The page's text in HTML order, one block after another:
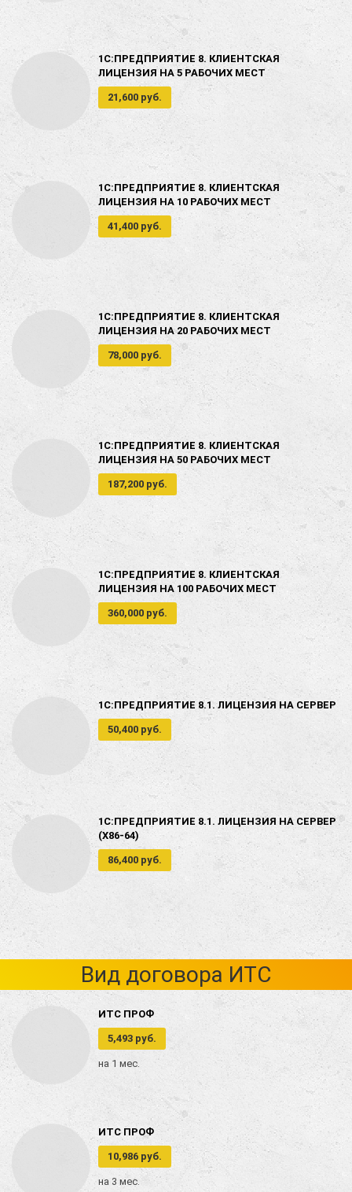
1С:ПРЕДПРИЯТИЕ 8. КЛИЕНТСКАЯ
ЛИЦЕНЗИЯ НА 5 РАБОЧИХ МЕСТ
21,600 руб.
1С:ПРЕДПРИЯТИЕ 8. КЛИЕНТСКАЯ
ЛИЦЕНЗИЯ НА 10 РАБОЧИХ МЕСТ
41,400 руб.
1С:ПРЕДПРИЯТИЕ 8. КЛИЕНТСКАЯ
ЛИЦЕНЗИЯ НА 20 РАБОЧИХ МЕСТ
78,000 руб.
1С:ПРЕДПРИЯТИЕ 8. КЛИЕНТСКАЯ
ЛИЦЕНЗИЯ НА 50 РАБОЧИХ МЕСТ
187,200 руб.
1С:ПРЕДПРИЯТИЕ 8. КЛИЕНТСКАЯ
ЛИЦЕНЗИЯ НА 100 РАБОЧИХ МЕСТ
360,000 руб.
1С:ПРЕДПРИЯТИЕ 8.1. ЛИЦЕНЗИЯ НА СЕРВЕР
50,400 руб.
1С:ПРЕДПРИЯТИЕ 8.1. ЛИЦЕНЗИЯ НА СЕРВЕР
(X86-64)
86,400 руб.
Вид договора ИТС
ИТС ПРОФ
5,493 руб.
на 1 мес.
ИТС ПРОФ
10,986 руб.
на 3 мес.